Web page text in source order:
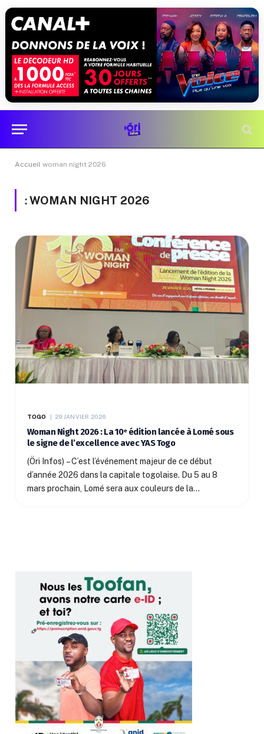
Accueil woman night 2026
:WOMAN NIGHT 2026
TOGO 29 JANVIER 2026
Woman Night 2026 : La 10ᵉ édition lancée à Lomé sous
le signe de l’excellence avec YAS Togo
(Öri Infos) – C’est l’événement majeur de ce début
d’année 2026 dans la capitale togolaise. Du 5 au 8
mars prochain, Lomé sera aux couleurs de la…